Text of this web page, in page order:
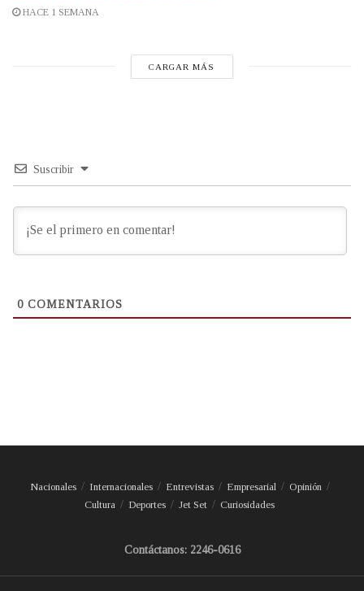
HACE 1 SEMANA
CARGAR MÁS
Suscribir
0 COMENTARIOS
Nacionales Internacionales Entrevistas Empresarial
Opinión
Cultura
Deportes Jet Set Curiosidades
Contáctanos: 2246-0616